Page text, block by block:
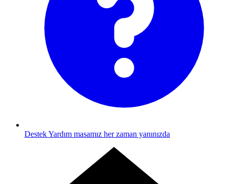
DestekYardım masamız her zaman yanınızda